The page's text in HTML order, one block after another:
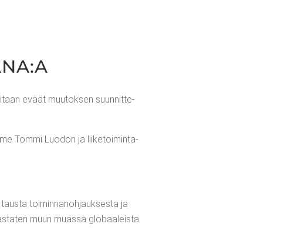
eväät muu­tok­sen suun­nit­te­
Tom­mi Luo­don ja lii­ke­toi­min­ta­
toi­min­na­noh­jauk­ses­ta ja
muun muas­sa glo­baa­leis­ta